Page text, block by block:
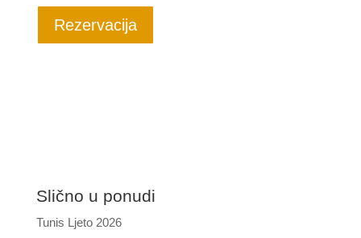
Rezervacija
Slično u ponudi
Tunis Ljeto 2026